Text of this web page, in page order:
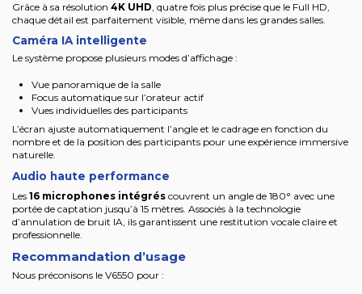
Grâce à sa résolution 4K UHD , quatre fois plus précise que le Full HD,
chaque détail est parfaitement visible, même dans les grandes salles.
Caméra IA intelligente
Le système propose plusieurs modes d’affichage :
Vue panoramique de la salle
Focus automatique sur l’orateur actif
Vues individuelles des participants
L’écran ajuste automatiquement l’angle et le cadrage en fonction du
nombre et de la position des participants pour une expérience immersive
naturelle.
Audio haute performance
Les 16 microphones intégrés couvrent un angle de 180° avec une
portée de captation jusqu’à 15 mètres. Associés à la technologie
d’annulation de bruit IA, ils garantissent une restitution vocale claire et
professionnelle.
Recommandation d’usage
Nous préconisons le V6550 pour :